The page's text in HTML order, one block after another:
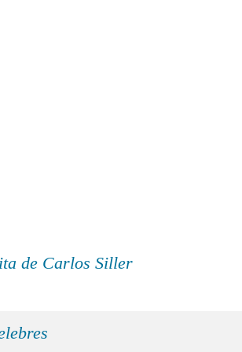
de Carlos Siller